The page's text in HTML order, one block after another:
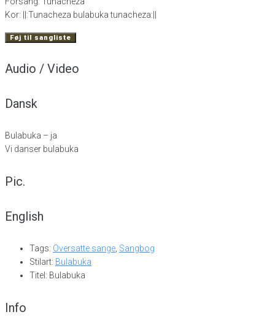
Kor: ||:Tunacheza bulabuka tunacheza:||
Føj til sangliste
Audio / Video
Dansk
Bulabuka – ja
Vi danser bulabuka
Pic.
English
Tags: Oversatte sange, Sangbog
Stilart: Bulabuka
Titel: Bulabuka
Info